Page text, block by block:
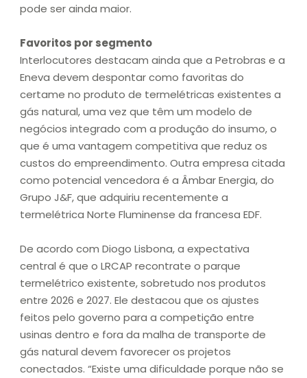
pode ser ainda maior.
Favoritos por segmento
Interlocutores destacam ainda que a Petrobras e a
Eneva devem despontar como favoritas do
certame no produto de termelétricas existentes a
gás natural, uma vez que têm um modelo de
negócios integrado com a produção do insumo, o
que é uma vantagem competitiva que reduz os
custos do empreendimento. Outra empresa citada
como potencial vencedora é a Âmbar Energia, do
Grupo J&F, que adquiriu recentemente a
termelétrica Norte Fluminense da francesa EDF.
De acordo com Diogo Lisbona, a expectativa
central é que o LRCAP recontrate o parque
termelétrico existente, sobretudo nos produtos
entre 2026 e 2027. Ele destacou que os ajustes
feitos pelo governo para a competição entre
usinas dentro e fora da malha de transporte de
gás natural devem favorecer os projetos
conectados. “Existe uma dificuldade porque não se